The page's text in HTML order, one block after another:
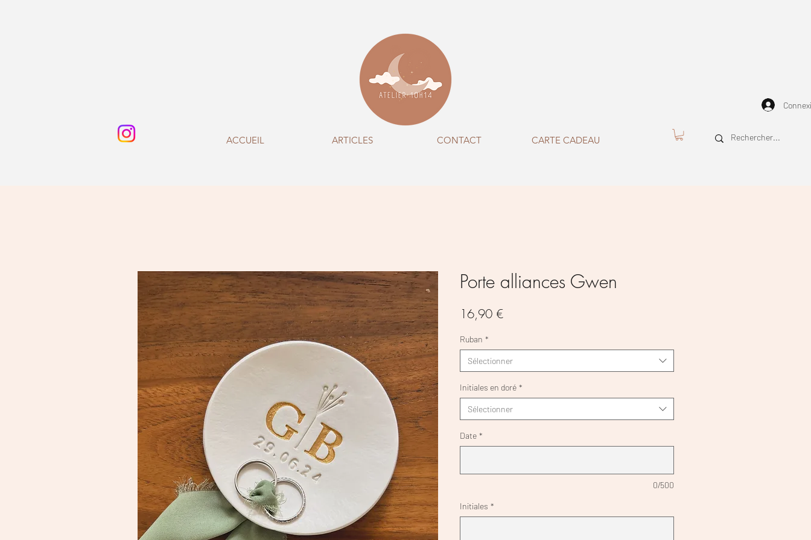
ACCUEIL ARTICLES CONTACT CARTE CADEAU
Porte alliances Gwen
16,90 €Prix
Ruban *
Sélectionner
Initiales en doré *
Sélectionner
Date *
0/500
Initiales *